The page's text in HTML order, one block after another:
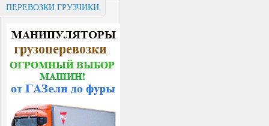
ПЕРЕВОЗКИ ГРУЗЧИКИ